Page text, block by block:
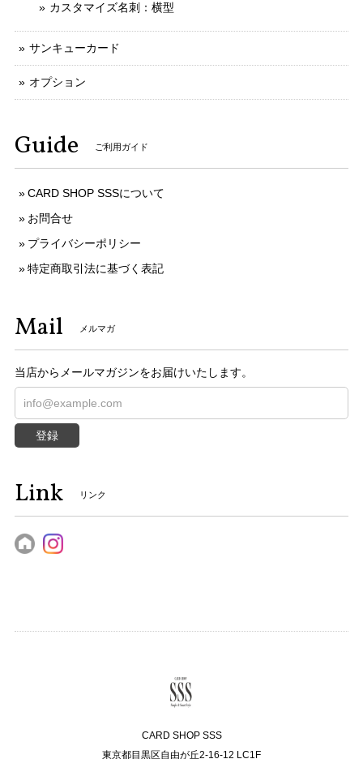
カスタマイズ名刺：横型
サンキューカード
オプション
Guide ご利用ガイド
CARD SHOP SSSについて
お問合せ
プライバシーポリシー
特定商取引法に基づく表記
Mail メルマガ
当店からメールマガジンをお届けいたします。
登録
Link リンク
CARD SHOP SSS
東京都目黒区自由が丘2-16-12 LC1F